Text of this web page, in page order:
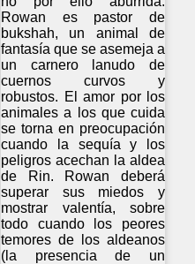
Rowan es pastor de
bukshah, un animal de
fantasía que se asemeja a
un carnero lanudo de
cuernos curvos y
robustos. El amor por los
animales a los que cuida
se torna en preocupación
cuando la sequía y los
peligros acechan la aldea
de Rin. Rowan deberá
superar sus miedos y
mostrar valentía, sobre
todo cuando los peores
temores de los aldeanos
(la presencia de un